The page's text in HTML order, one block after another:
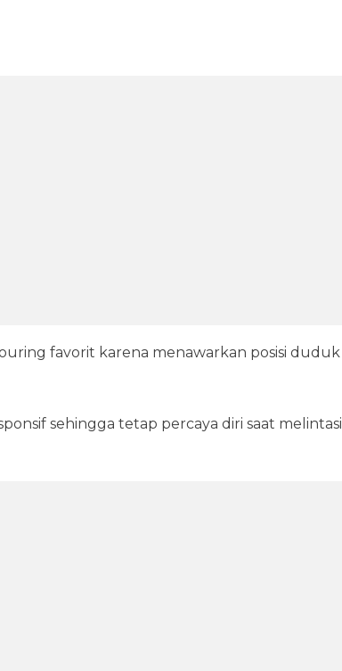
favorit karena menawarkan posisi duduk
sehingga tetap percaya diri saat melintasi